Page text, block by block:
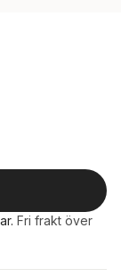
. Fri frakt över